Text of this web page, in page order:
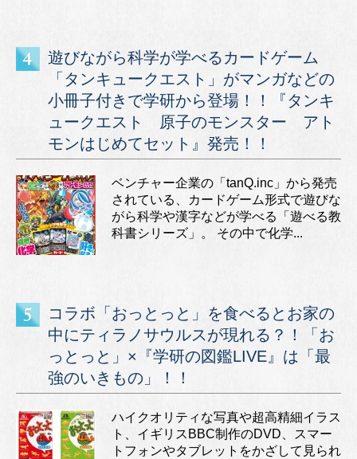
遊びながら科学が学べるカードゲーム
「タンキュークエスト」がマンガなどの
小冊子付きで学研から登場！！『タンキ
ュークエスト 原子のモンスター アト
モンはじめてセット』発売！！
ベンチャー企業の「tanQ.inc」から発売
されている、カードゲーム形式で遊びな
がら科学や漢字などが学べる「遊べる教
科書シリーズ」。 その中で化学...
コラボ「おっとっと」を食べるとお家の
中にティラノサウルスが現れる？！「お
っとっと」×『学研の図鑑LIVE』は「最
強のいきもの」！！
ハイクオリティな写真や超高精細イラス
ト、イギリスBBC制作のDVD、スマー
トフォンやタブレットをかざして見られ